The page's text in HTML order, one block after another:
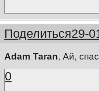
Поделиться29-
Adam Taran, Ай,
0